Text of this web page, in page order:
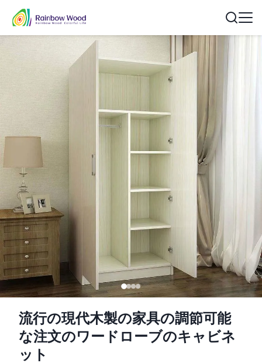
流行の現代木製の家具の調節可能
な注文のワードローブのキャビネ
ット